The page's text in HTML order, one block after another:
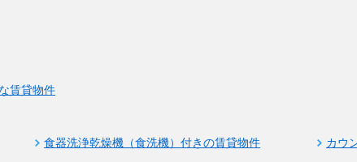
賃貸物件
食器洗浄乾燥機（食洗機）付きの賃貸物件
カウ